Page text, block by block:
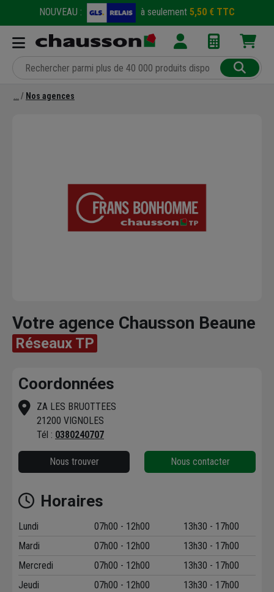
NOUVEAU : à seulement 5,50 € TTC
Nos agences
Votre agence Chausson Beaune
Réseaux TP
Coordonnées
ZA LES BRUOTTEES
21200 VIGNOLES
Tél : 0380240707
Nous trouver Nous contacter
Horaires
Lundi 07h00 - 12h00
13h30 - 17h00
Mardi
07h00 - 12h00
13h30 - 17h00
Mercredi
07h00 - 12h00
13h30 - 17h00
Jeudi
07h00 - 12h00
13h30 - 17h00